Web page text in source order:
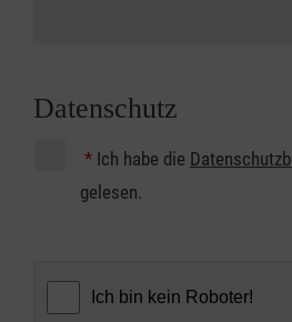
Datenschutz
* Ich habe die
gelesen.